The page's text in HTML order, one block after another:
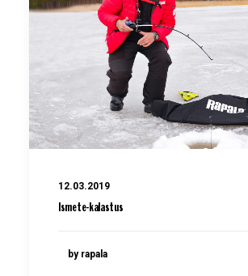
12.03.2019
Ismete-kalastus
by rapala